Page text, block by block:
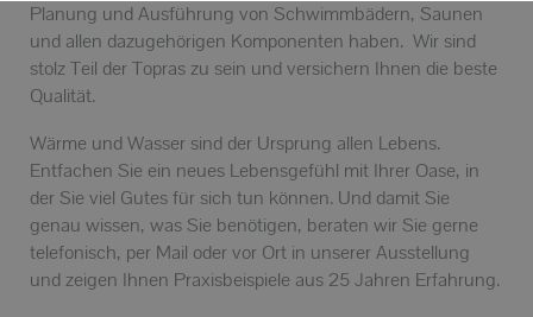
Planung und Ausführung von Schwimmbädern, Saunen
und allen dazugehörigen Komponenten haben. Wir sind
stolz Teil der Topras zu sein und versichern Ihnen die beste
Qualität.
Wärme und Wasser sind der Ursprung allen Lebens.
Entfachen Sie ein neues Lebensgefühl mit Ihrer Oase, in
der Sie viel Gutes für sich tun können. Und damit Sie
genau wissen, was Sie benötigen, beraten wir Sie gerne
telefonisch, per Mail oder vor Ort in unserer Ausstellung
und zeigen Ihnen Praxisbeispiele aus 25 Jahren Erfahrung.